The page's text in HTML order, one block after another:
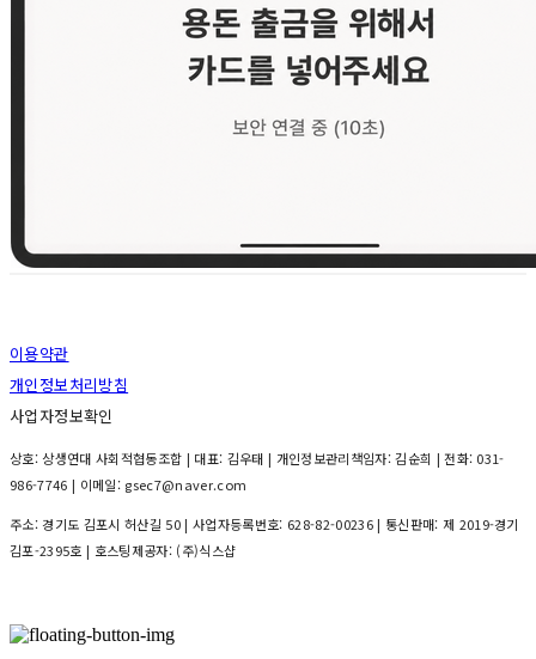
이용약관
개인정보처리방침
사업자정보확인
상호: 상생연대 사회적협동조합 | 대표: 김우태 | 개인정보관리책임자: 김순희 | 전화: 031-
986-7746 | 이메일: gsec7@naver.com
주소: 경기도 김포시 허산길 50 | 사업자등록번호: 628-82-00236| 통신판매: 제 2019-경기
김포-2395호 | 호스팅제공자: (주)식스샵